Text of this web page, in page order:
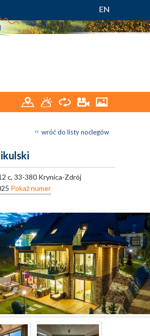
EN
wróć do listy noclegów
c, 33-380 Krynica-Zdrój
Pokaż numer